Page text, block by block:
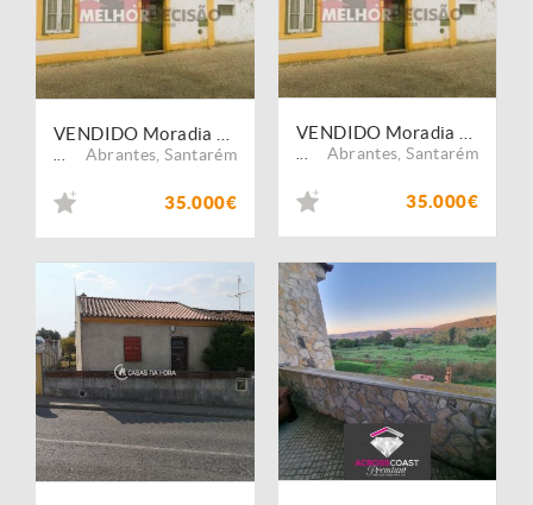
Abrantes ,Santarém
35.000€
Abrantes ,Santarém
35.000€